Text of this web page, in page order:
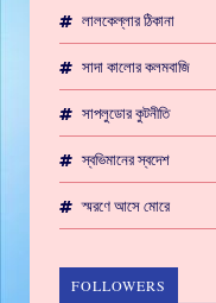
লালকেল্লার ঠিকানা
সাদা কালোর কলমবাজি
সাপলুডোর কুটনীতি
স্বভিমানের স্বদেশ
স্মরণে আসে মোরে
FOLLOWERS